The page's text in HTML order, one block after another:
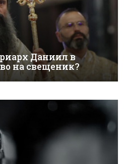
Даниил в
на свещеник?